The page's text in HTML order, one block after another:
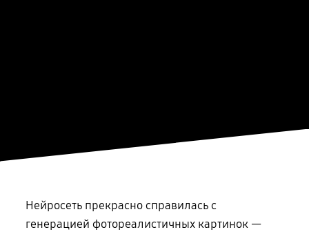
Нейросеть прекрасно справилась с
генерацией фотореалистичных картинок —